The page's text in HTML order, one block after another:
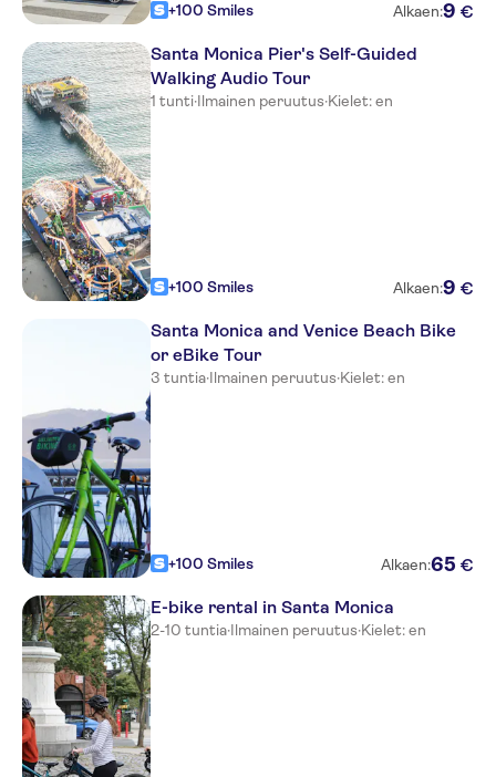
+100 Smiles Alkaen:9 €
Santa Monica Pier's Self-Guided
Walking Audio Tour
1 tunti·Ilmainen peruutus·Kielet: en
+100 Smiles Alkaen:9 €
Santa Monica and Venice Beach Bike
or eBike Tour
3 tuntia·Ilmainen peruutus·Kielet: en
+100 Smiles Alkaen:65 €
E-bike rental in Santa Monica
2-10 tuntia·Ilmainen peruutus·Kielet: en